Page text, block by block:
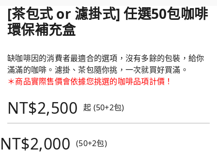
[茶包式 or 濾掛式] 任選50包咖啡
環保補充盒
缺咖啡因的消費者最適合的選項，沒有多餘的包裝，給你
滿滿的咖啡。濾掛、茶包隨你挑，一次就買好買滿。
＊商品實際售價會依據您挑選的咖啡品項計價！
NT$2,500 起 (50+2包)
NT$2,000 (50+2包)